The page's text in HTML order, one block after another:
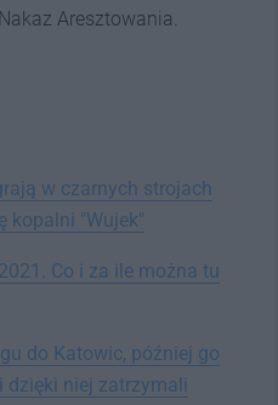
Aresztowania.
w czarnych strojach
kopalni "Wujek"
Co i za ile można tu
do Katowic, później go
dzięki niej zatrzymali